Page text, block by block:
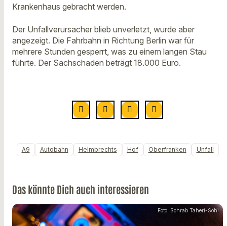
Krankenhaus gebracht werden.
Der Unfallverursacher blieb unverletzt, wurde aber
angezeigt. Die Fahrbahn in Richtung Berlin war für
mehrere Stunden gesperrt, was zu einem langen Stau
führte. Der Sachschaden beträgt 18.000 Euro.
A9 Autobahn Helmbrechts Hof Oberfranken Unfall
Das könnte Dich auch interessieren
Foto: Sohrab Taheri-Sohi